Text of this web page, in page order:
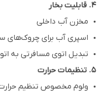
۴. قابلیت بخار
مخزن آب داخلی
اسپری آب برای
تبدیل اتوی مسافرتی به
۵. تنظیمات حرارت
ولوم مخصوص تنظیم